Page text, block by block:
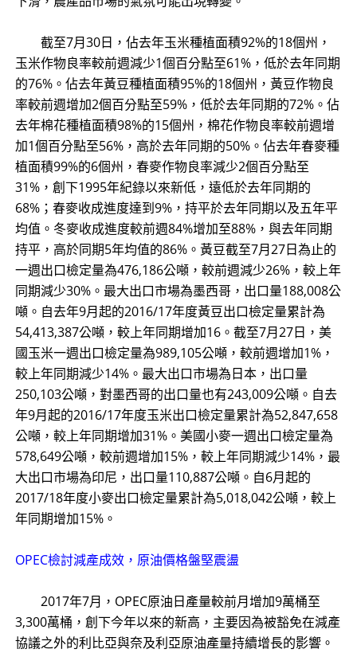
截至7月30日，佔去年玉米種植面積92%的18個州，
玉米作物良率較前週減少1個百分點至61%，低於去年同期
的76%。佔去年黃豆種植面積95%的18個州，黃豆作物良
率較前週增加2個百分點至59%，低於去年同期的72%。佔
去年棉花種植面積98%的15個州，棉花作物良率較前週增
加1個百分點至56%，高於去年同期的50%。佔去年春麥種
植面積99%的6個州，春麥作物良率減少2個百分點至
31%，創下1995年紀錄以來新低，遠低於去年同期的
68%；春麥收成進度達到9%，持平於去年同期以及五年平
均值。冬麥收成進度較前週84%增加至88%，與去年同期
持平，高於同期5年均值的86%。黃豆截至7月27日為止的
一週出口檢定量為476,186公噸，較前週減少26%，較上年
同期減少30%。最大出口市場為墨西哥，出口量188,008公
噸。自去年9月起的2016/17年度黃豆出口檢定量累計為
54,413,387公噸，較上年同期增加16。截至7月27日，美
國玉米一週出口檢定量為989,105公噸，較前週增加1%，
較上年同期減少14%。最大出口市場為日本，出口量
250,103公噸，對墨西哥的出口量也有243,009公噸。自去
年9月起的2016/17年度玉米出口檢定量累計為52,847,658
公噸，較上年同期增加31%。美國小麥一週出口檢定量為
578,649公噸，較前週增加15%，較上年同期減少14%，最
大出口市場為印尼，出口量110,887公噸。自6月起的
2017/18年度小麥出口檢定量累計為5,018,042公噸，較上
年同期增加15%。
OPEC檢討減產成效，原油價格盤堅震盪
2017年7月，OPEC原油日產量較前月增加9萬桶至
3,300萬桶，創下今年以來的新高，主要因為被豁免在減產
協議之外的利比亞與奈及利亞原油產量持續增長的影響。